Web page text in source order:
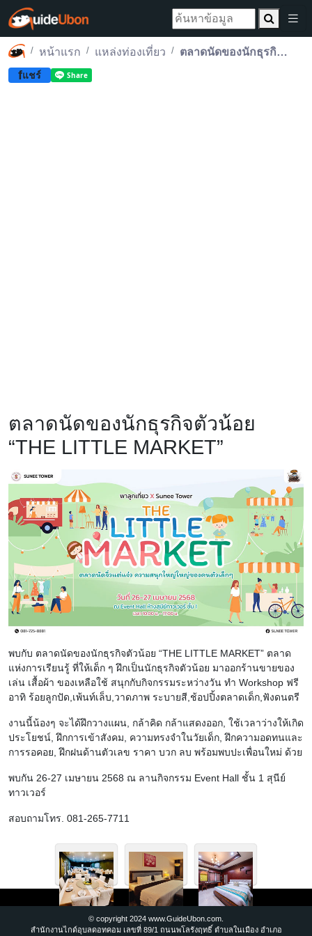
หน้าแรก แหล่งท่องเที่ยว ตลาดนัดของนักธุรกิจตัวน้อย “THE LITTLE MARKET”
fแชร์
ตลาดนัดของนักธุรกิจตัวน้อย
“THE LITTLE MARKET”
พบกับ ตลาดนัดของนักธุรกิจตัวน้อย “THE LITTLE MARKET” ตลาด
แห่งการเรียนรู้ ที่ให้เด็ก ๆ ฝึกเป็นนักธุรกิจตัวน้อย มาออกร้านขายของ
เล่น เสื้อผ้า ของเหลือใช้ สนุกกับกิจกรรมระหว่างวัน ทำ Workshop ฟรี
อาทิ ร้อยลูกปัด,เพ้นท์เล็บ,วาดภาพ ระบายสี,ช้อปปิ้งตลาดเด็ก,ฟังดนตรี
งานนี้น้องๆ จะได้ฝึกวางแผน, กล้าคิด กล้าแสดงออก, ใช้เวลาว่างให้เกิด
ประโยชน์, ฝึกการเข้าสังคม, ความทรงจำในวัยเด็ก, ฝึกความอดทนและ
การรอคอย, ฝึกฝนด้านตัวเลข ราคา บวก ลบ พร้อมพบปะเพื่อนใหม่ ด้วย
พบกัน 26-27 เมษายน 2568 ณ ลานกิจกรรม Event Hall ชั้น 1 สุนีย์
ทาวเวอร์
สอบถามโทร. 081-265-7711
© copyright 2024 www.GuideUbon.com.
สำนักงานไกด์อุบลดอทคอม เลขที่ 89/1 ถนนพโลรังฤทธิ์ ตำบลในเมือง อำเภอ